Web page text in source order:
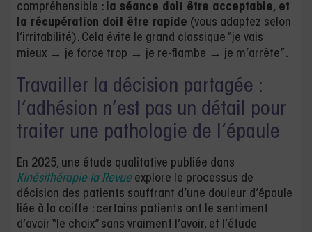
compréhensible : la séance doit être acceptable, et
la récupération doit être rapide (vous adaptez selon
l’irritabilité). Cela évite le grand classique “je vais
mieux → je force trop → je re-flambe → je m’arrête”.
Travailler la décision partagée :
l’adhésion n’est pas un détail pour
traiter une pathologie de l’épaule
En 2025, une étude qualitative publiée dans
Kinésithérapie la Revue explore le processus de
décision des patients souffrant d’une douleur d’épaule
liée à la coiffe : certains patients ont le sentiment
d’avoir “le choix” sans vraiment l’avoir, et l’étude